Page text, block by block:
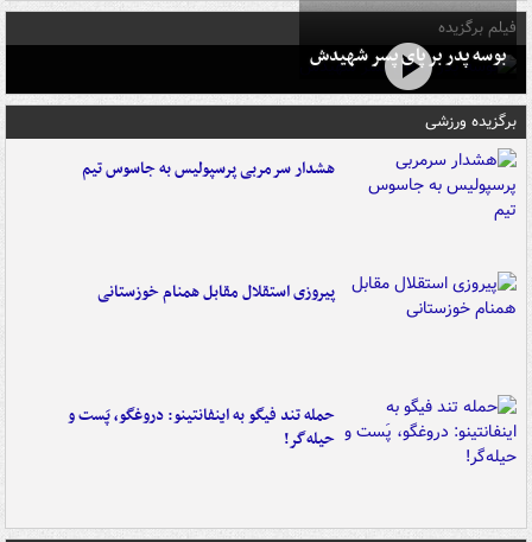
فیلم برگزیده
بوسه‌ پدر بر پای پسر شهیدش
برگزیده ورزشی
هشدار سرمربی پرسپولیس به جاسوس تیم
پیروزی استقلال مقابل همنام خوزستانی
حمله تند فیگو به اینفانتینو: دروغگو، پَست‌ و
حیله‌گر!